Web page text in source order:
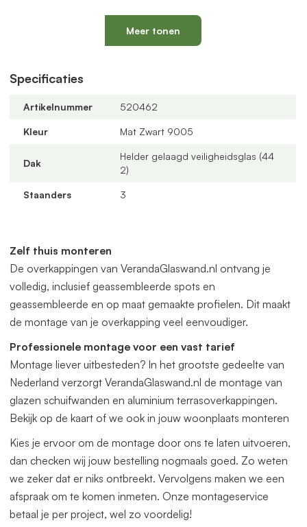
De overkapping is ook geschikt voor glazen schuifwanden
om een prachtige serre te maken. Dit en andere accessoires
vindt je bij de gerelateerde producten hieronder op deze
De overkapping wordt geleverd als compleet bouwpakket
met alle benodigde onderdelen zoals PVC bladvanger, PVC
meegeleverd.
dan een offerte aan.
Meer tonen
Specificaties
Artikelnummer 520462
Kleur Mat Zwart 9005
Dak
Helder gelaagd veiligheidsglas (44
2)
Staanders 3
Zelf thuis monteren
De overkappingen van VerandaGlaswand.nl ontvang je
volledig, inclusief geassembleerde spots en
geassembleerde en op maat gemaakte profielen. Dit maakt
de montage van je overkapping veel eenvoudiger.
Professionele montage voor een vast tarief
Montage liever uitbesteden? In het grootste gedeelte van
Nederland verzorgt VerandaGlaswand.nl de montage van
glazen schuifwanden en aluminium terrasoverkappingen.
Bekijk op de kaart of we ook in jouw woonplaats monteren
Kies je ervoor om de montage door ons te laten uitvoeren,
dan checken wij jouw bestelling nogmaals goed. Zo weten
we zeker dat er niks ontbreekt. Vervolgens maken we een
afspraak om te komen inmeten. Onze montageservice
betaal je per project, wel zo voordelig!